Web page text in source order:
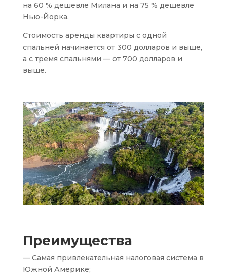
на 60 % дешевле Милана и на 75 % дешевле
Нью-Йорка.
Стоимость аренды квартиры с одной
спальней начинается от 300 долларов и выше,
а с тремя спальнями — от 700 долларов и
выше.
Преимущества
— Самая привлекательная налоговая система в
Южной Америке;